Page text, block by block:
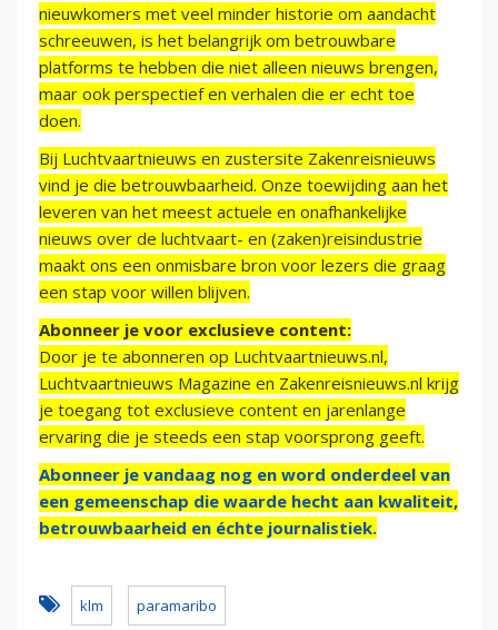
nieuwkomers met veel minder historie om aandacht
schreeuwen, is het belangrijk om betrouwbare
platforms te hebben die niet alleen nieuws brengen,
maar ook perspectief en verhalen die er echt toe
doen.
Bij Luchtvaartnieuws en zustersite Zakenreisnieuws
vind je die betrouwbaarheid. Onze toewijding aan het
leveren van het meest actuele en onafhankelijke
nieuws over de luchtvaart- en (zaken)reisindustrie
maakt ons een onmisbare bron voor lezers die graag
een stap voor willen blijven.
Abonneer je voor exclusieve content:
Door je te abonneren op Luchtvaartnieuws.nl,
Luchtvaartnieuws Magazine en Zakenreisnieuws.nl krijg
je toegang tot exclusieve content en jarenlange
ervaring die je steeds een stap voorsprong geeft.
Abonneer je vandaag nog en word onderdeel van
een gemeenschap die waarde hecht aan kwaliteit,
betrouwbaarheid en échte journalistiek.
klm paramaribo